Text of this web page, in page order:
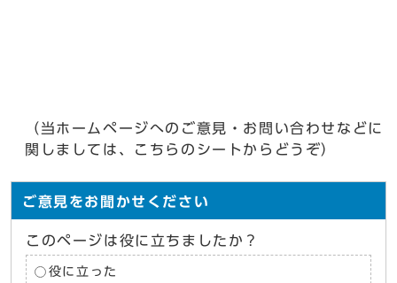
（当ホームページへのご意見・お問い合わせなどに
関しましては、こちらのシートからどうぞ）
ご意見をお聞かせください
このページは役に立ちましたか？
役に立った